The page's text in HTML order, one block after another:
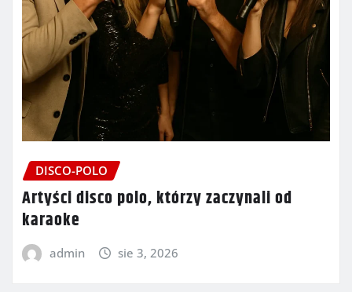
DISCO-POLO
Artyści disco polo, którzy zaczynali od
karaoke
admin sie 3, 2026